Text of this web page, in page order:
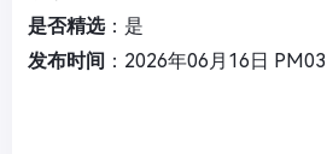
是否精选：是
发布时间 ：2026年06月16日